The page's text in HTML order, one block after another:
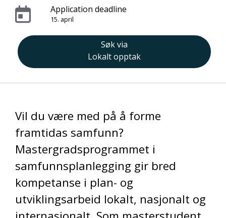
Application deadline
15. april
Søk via
Lokalt opptak
Vil du være med på å forme
framtidas samfunn?
Mastergradsprogrammet i
samfunnsplanlegging gir bred
kompetanse i plan- og
utviklingsarbeid lokalt, nasjonalt og